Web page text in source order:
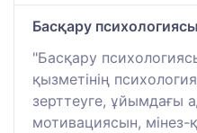
Басқару
"Басқару
қызметінің
зерттеуге, ұйымдағы
мотивациясын, мінез-